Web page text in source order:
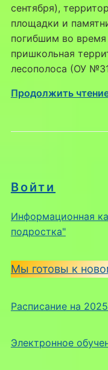
Войти
Информационная
подростка"
Мы готовы к
Расписание на
Электронное
сентября),
площадки и
погибшим во
пришкольная
лесополоса (ОУ
Продолжить